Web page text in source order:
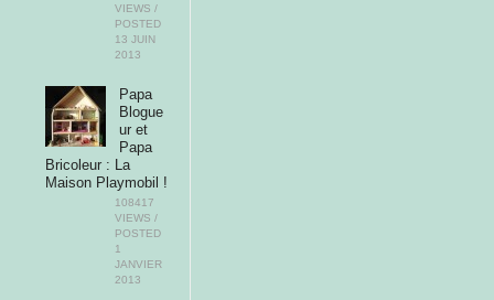
VIEWS /
POSTED
13 JUIN
2013
Papa
Blogue
ur et
Papa
Bricoleur : La
Maison Playmobil !
108417
VIEWS /
POSTED
1
JANVIER
2013